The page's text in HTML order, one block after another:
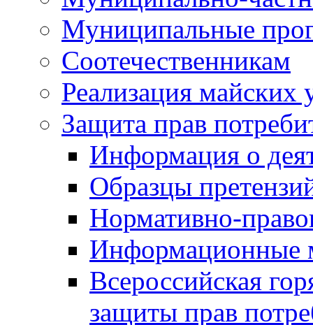
Муниципальные
Соотечественникам
Реализация майских
Защита прав
Информация о
Образцы
Нормативно-
Информационные
Всероссийская
защиты прав